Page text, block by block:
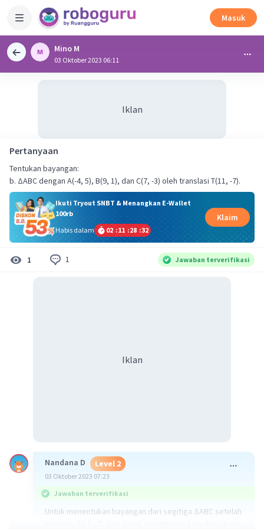
Masuk
Mino M
03 Oktober 2023 06:11
Iklan
Pertanyaan
Tentukan bayangan:
b. ∆ABC dengan A(-4, 5), B(9, 1), dan C(7, -3) oleh translasi T(11, -7).
Ikuti Tryout SNBT & Menangkan E-Wallet
100rb
Habis dalam
02 :11 :28 :32
Klaim
1 1 Jawaban terverifikasi
Iklan
Nandana D Level 2
03 Oktober 2023 07:23
Jawaban terverifikasi
Untuk menentukan bayangan dari segitiga ∆ABC setelah